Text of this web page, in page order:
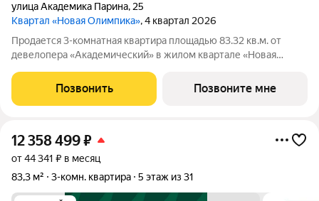
улица Академика Парина, 25
Квартал «Новая Олимпика», 4 квартал 2026
Продается 3-комнатная квартира площадью 83.32 кв.м. от
девелопера «Академический» в жилом квартале «Новая
расположение - Преображенский парк под окнами. Если вы
мечтали жить, наслаждаясь чистым
Позвонить Позвоните мне
12 358 499₽
от 44 341 ₽ в месяц
83,3 м²
3-комн. квартира 5 этаж из 31